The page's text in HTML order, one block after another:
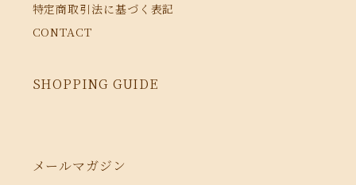
特定商取引法に基づく表記
CONTACT
SHOPPING GUIDE
メールマガジン